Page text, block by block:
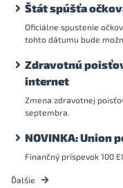
Štát spúšťa
Oficiálne spustenie
tohto dátumu bude
Zdravotnú
internet
Zmena zdravotnej
septembra.
NOVINKA: Union
Finančný príspevok 100
Ďalšie